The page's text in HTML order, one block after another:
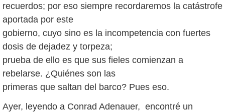
recuerdos; por eso siempre recordaremos la catástrofe
aportada por este
gobierno, cuyo sino es la incompetencia con fuertes
dosis de dejadez y torpeza;
prueba de ello es que sus fieles comienzan a
rebelarse. ¿Quiénes son las
primeras que saltan del barco? Pues eso.
Ayer, leyendo a Conrad Adenauer, encontré un